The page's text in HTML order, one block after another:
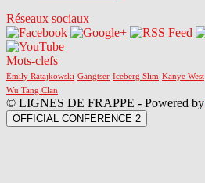
Réseaux sociaux
Mots-clefs
Emily Ratajkowski Gangtser Iceberg Slim Kanye West
Wu Tang Clan
© LIGNES DE FRAPPE - Powered by
OFFICIAL CONFERENCE 2